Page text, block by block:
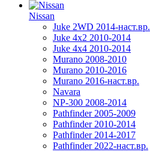
Nissan
Juke 2WD 2014-наст.вр.
Juke 4x2 2010-2014
Juke 4x4 2010-2014
Murano 2008-2010
Murano 2010-2016
Murano 2016-наст.вр.
Navara
NP-300 2008-2014
Pathfinder 2005-2009
Pathfinder 2010-2014
Pathfinder 2014-2017
Pathfinder 2022-наст.вр.